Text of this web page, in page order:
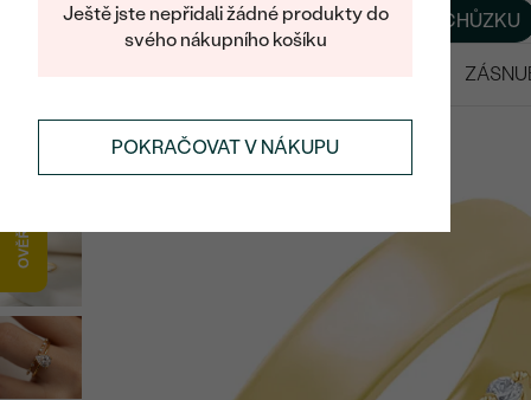
BLOGŠPERKY NA MÍRU DOMLUVIT SI SCHŮZKU
SNUBNÍ PRSTENYETERNITYSNUBNÍ PRSTENY
Ještě jste nepřidali žádné produkty do
svého nákupního košíku
POKRAČOVAT V NÁKUPU